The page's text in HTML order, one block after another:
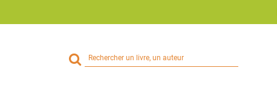
Rechercher
sur